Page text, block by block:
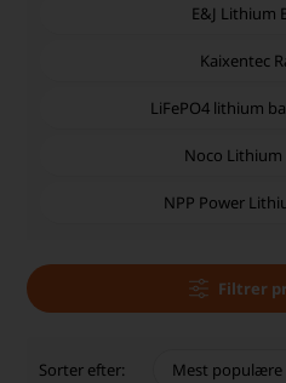
E&J Lithium
Kaixentec
LiFePO4 lithium
Noco
NPP Power
Filtrer
Sorter efter: